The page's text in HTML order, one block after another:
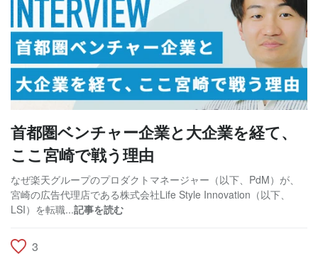
首都圏ベンチャー企業と大企業を経て、
ここ宮崎で戦う理由
なぜ楽天グループのプロダクトマネージャー（以下、PdM）が、
宮崎の広告代理店である株式会社Life Style Innovation（以下、
LSI）を転職...記事を読む
3